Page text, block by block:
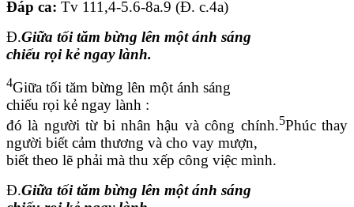
Đáp ca: Tv 111,4-5.6-8a.9 (Đ. c.4a)
Đ.Giữa tối tăm bừng lên một ánh sáng
chiếu rọi kẻ ngay lành.
4Giữa tối tăm bừng lên một ánh sáng
chiếu rọi kẻ ngay lành :
đó là người từ bi nhân hậu và công chính.5Phúc thay
người biết cảm thương và cho vay mượn,
biết theo lẽ phải mà thu xếp công việc mình.
Đ.Giữa tối tăm bừng lên một ánh sáng